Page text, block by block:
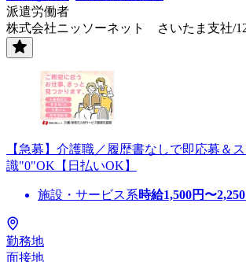
派遣労働者
株式会社ニッソーネット さいたま支社/
【急募】介護職／履歴書なしで即応募＆
識"0"OK【日払いOK】
施設・サービス系時給1,500円〜2,250
勤務地
面接地